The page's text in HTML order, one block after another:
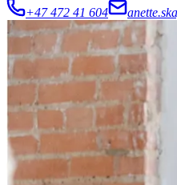
+47 472 41 604